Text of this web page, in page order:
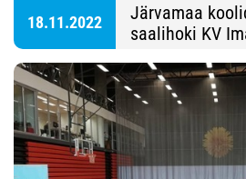
18.11.2022
Järvamaa
saalihoki KV